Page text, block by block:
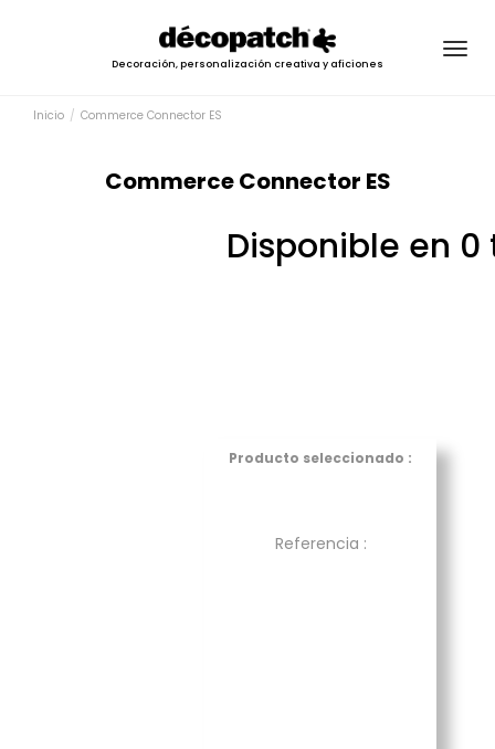
Decoración, personalización creativa y aficiones
Inicio Commerce Connector ES
Commerce Connector ES
Disponible en
Producto seleccionado :
Referencia :